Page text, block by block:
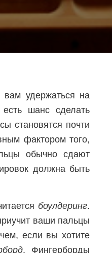
удержаться на
шанс сделать
становятся почти
фактором того,
обычно сдают
должна быть
боулдеринг.
ваши пальцы
если вы хотите
. Фингерборды